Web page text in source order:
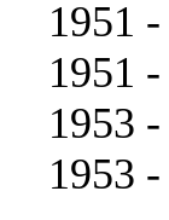
1951 -
1951 -
1953 -
1953 -